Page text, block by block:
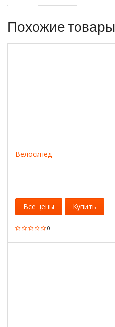
Похожие товары
Велосипед
0
Все цены Купить